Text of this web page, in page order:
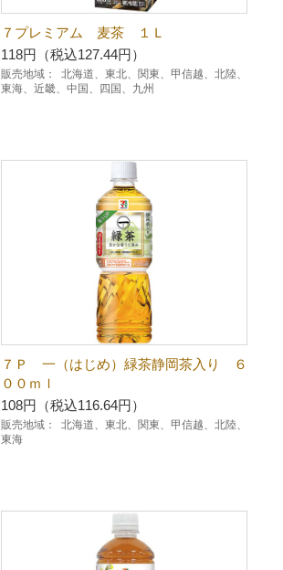
７プレミアム 麦茶 １Ｌ
118円（税込127.44円）
販売地域：
北海道、東北、関東、甲信越、北陸、
東海、近畿、中国、四国、九州
７Ｐ 一（はじめ）緑茶静岡茶入り ６
００ｍｌ
108円（税込116.64円）
販売地域：
北海道、東北、関東、甲信越、北陸、
東海